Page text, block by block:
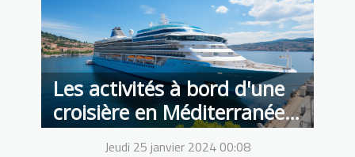
Les activités à bord d'une
croisière en Méditerranée
pour les amoureux de la
Jeudi 25 janvier 2024 00:08